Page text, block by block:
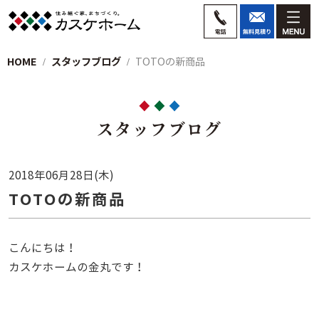
HOME スタッフブログ TOTOの新商品
スタッフブログ
2018年06月28日(木)
TOTOの新商品
こんにちは！
カスケホームの金丸です！